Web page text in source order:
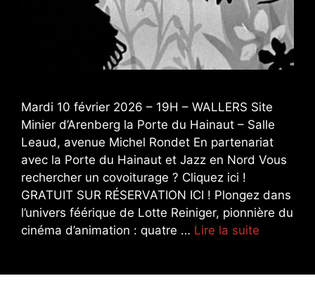
Mardi 10 février 2026 – 19H – WALLERS Site
Minier d’Arenberg la Porte du Hainaut – Salle
Leaud, avenue Michel Rondet En partenariat
avec la Porte du Hainaut et Jazz en Nord Vous
rechercher un covoiturage ? Cliquez ici !
GRATUIT SUR RÉSERVATION ICI ! Plongez dans
l’univers féérique de Lotte Reiniger, pionnière du
cinéma d’animation : quatre … Lire la suite